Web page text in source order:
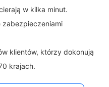
w kilka minut.
zabezpieczeniami
klientów, którzy dokonują
krajach.